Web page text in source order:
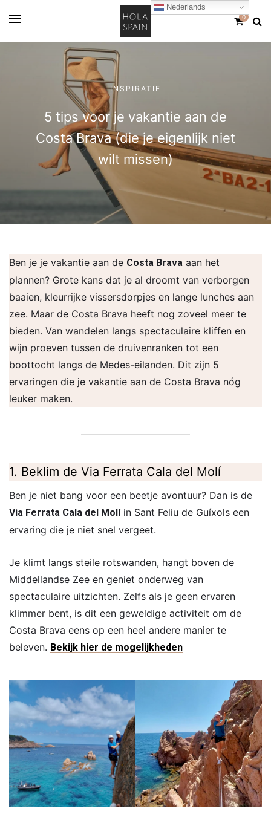
0
INSPIRATIE
5 tips voor je vakantie aan de
Costa Brava (die je eigenlijk niet
wilt missen)
Ben je je vakantie aan de Costa Brava aan het
plannen? Grote kans dat je al droomt van verborgen
baaien, kleurrijke vissersdorpjes en lange lunches aan
zee. Maar de Costa Brava heeft nog zoveel meer te
bieden. Van wandelen langs spectaculaire kliffen en
wijn proeven tussen de druivenranken tot een
boottocht langs de Medes-eilanden. Dit zijn 5
ervaringen die je vakantie aan de Costa Brava nóg
leuker maken.
1. Beklim de Via Ferrata Cala del Molí
Ben je niet bang voor een beetje avontuur? Dan is de
Via Ferrata Cala del Molíin Sant Feliu de Guíxols een
ervaring die je niet snel vergeet.
Je klimt langs steile rotswanden, hangt boven de
Middellandse Zee en geniet onderweg van
spectaculaire uitzichten. Zelfs als je geen ervaren
klimmer bent, is dit een geweldige activiteit om de
Costa Brava eens op een heel andere manier te
beleven. Bekijk hier de mogelijkheden
Nederlands